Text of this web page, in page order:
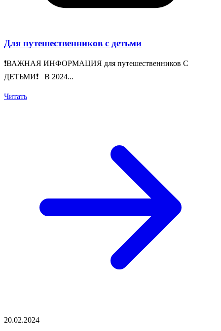
Для путешественников с детьми
❗️ВАЖНАЯ ИНФОРМАЦИЯ для путешественников С
ДЕТЬМИ❗️ В 2024...
Читать
20.02.2024